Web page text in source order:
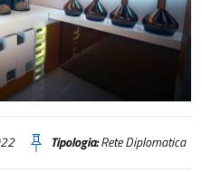
sulla Terra"
Tipologia:Rete Diplomatica